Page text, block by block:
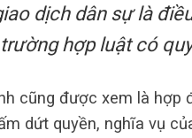
dịch dân sự là
hợp luật có
cũng được xem là hợp
dứt quyền, nghĩa vụ